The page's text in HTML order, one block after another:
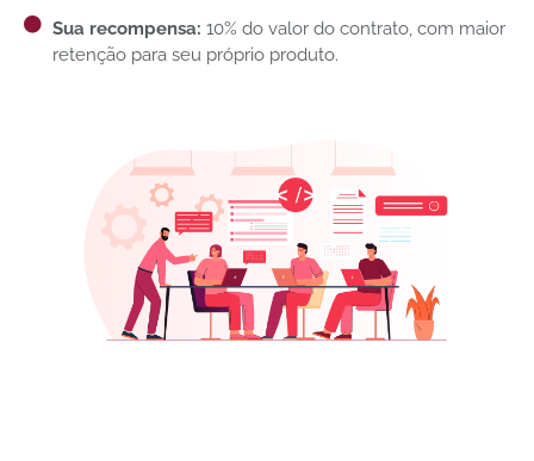
Sua recompensa: 10% do valor do contrato, com maior
retenção para seu próprio produto.